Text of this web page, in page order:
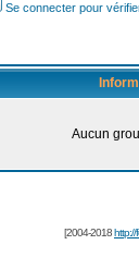
Se connecter pour
Aucun
[2004-2018http://